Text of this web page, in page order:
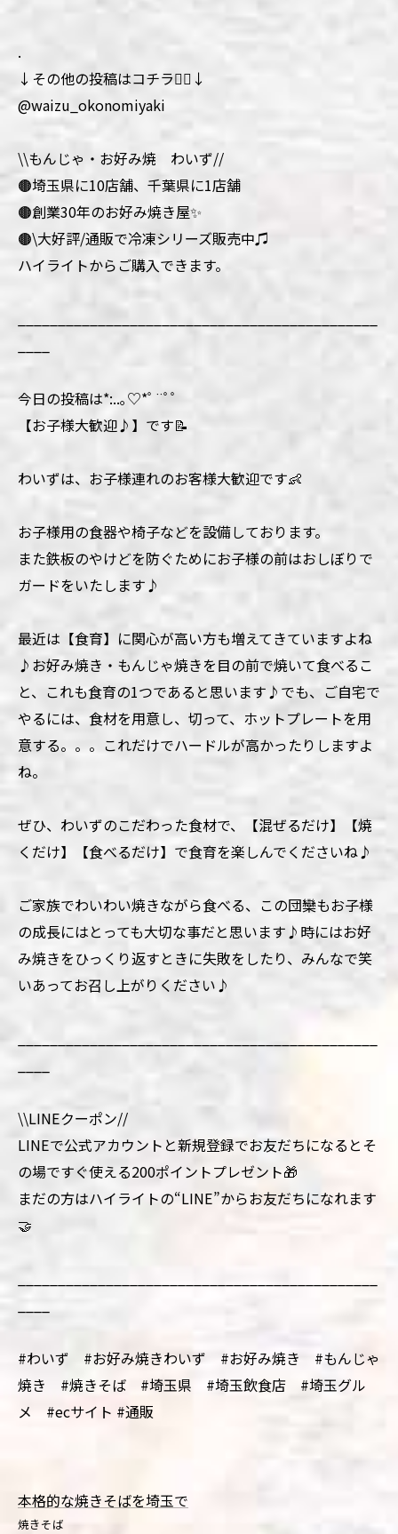
.
↓その他の投稿はコチラ💁‍♀️↓
@waizu_okonomiyaki
\\もんじゃ・お好み焼 わいず//
🟤埼玉県に10店舗、千葉県に1店舗
🟤創業30年のお好み焼き屋✨
🟤\大好評/通販で冷凍シリーズ販売中♫
ハイライトからご購入できます。
今日の投稿は*:..｡♡*ﾟ¨ﾟﾟ
【お子様大歓迎♪】です📝
わいずは、お子様連れのお客様大歓迎です👶
お子様用の食器や椅子などを設備しております。
また鉄板のやけどを防ぐためにお子様の前はおしぼりで
ガードをいたします♪
最近は【食育】に関心が高い方も増えてきていますよね
♪お好み焼き・もんじゃ焼きを目の前で焼いて食べるこ
と、これも食育の1つであると思います♪でも、ご自宅で
やるには、食材を用意し、切って、ホットプレートを用
意する。。。これだけでハードルが高かったりしますよ
ね。
ぜひ、わいずのこだわった食材で、【混ぜるだけ】【焼
くだけ】【食べるだけ】で食育を楽しんでくださいね♪
ご家族でわいわい焼きながら食べる、この団欒もお子様
の成長にはとっても大切な事だと思います♪時にはお好
み焼きをひっくり返すときに失敗をしたり、みんなで笑
いあってお召し上がりください♪
\\LINEクーポン//
LINEで公式アカウントと新規登録でお友だちになるとそ
の場ですぐ使える200ポイントプレゼント🎁
まだの方はハイライトの“LINE”からお友だちになれます
🤝
#わいず #お好み焼きわいず #お好み焼き #もんじゃ
焼き #焼きそば #埼玉県 #埼玉飲食店 #埼玉グル
メ #ecサイト #通販
本格的な焼きそばを埼玉で
焼きそば